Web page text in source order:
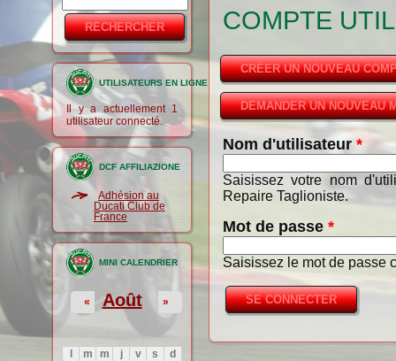
Formulaire
de
recherche
UTILISATEURS EN LIGNE
Il y a actuellement 1
utilisateur connecté.
DCF AFFILIAZIONE
Adhésion au
Ducati Club de
France
MINI CALENDRIER
Août
« »
m m j v s
d
COMPTE
CRÉER UN NOUVEAU
DEMANDER UN NOUVEAU
Nom d'utilisateur *
Saisissez votre nom
Repaire Taglioniste.
Mot de passe *
Saisissez le mot de passe